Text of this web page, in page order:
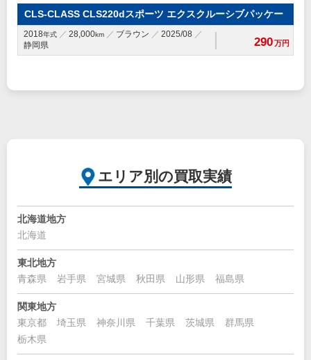
CLS-CLASS CLS220dスポーツ エクスクルーシブパッケー
2018年式 28,000km ブラウン
2025/08
静岡県
290万円
エリア別の買取実績
北海道地方
北海道
東北地方
青森県
岩手県 宮城県 秋田県 山形県 福島県
関東地方
東京都
埼玉県 神奈川県 千葉県 茨城県
群馬県
栃木県